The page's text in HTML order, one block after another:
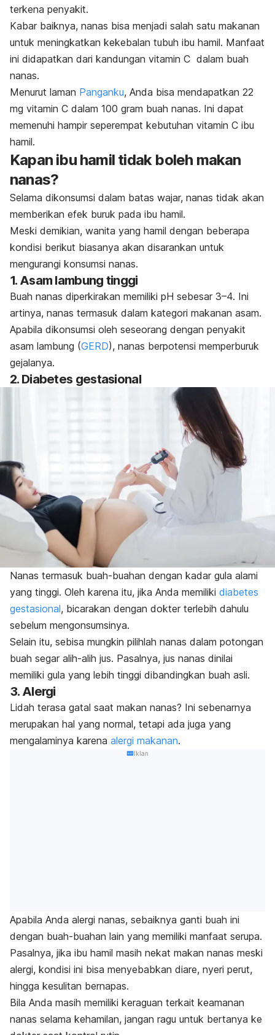
terkena penyakit.
Kabar baiknya, nanas bisa menjadi salah satu makanan
untuk meningkatkan kekebalan tubuh ibu hamil. Manfaat
ini didapatkan dari kandungan vitamin C dalam buah
nanas.
Menurut laman Panganku, Anda bisa mendapatkan 22
mg vitamin C dalam 100 gram buah nanas. Ini dapat
memenuhi hampir seperempat kebutuhan vitamin C ibu
hamil.
Kapan ibu hamil tidak boleh makan
nanas?
Selama dikonsumsi dalam batas wajar, nanas tidak akan
memberikan efek buruk pada ibu hamil.
Meski demikian, wanita yang hamil dengan beberapa
kondisi berikut biasanya akan disarankan untuk
mengurangi konsumsi nanas.
1. Asam lambung tinggi
Buah nanas diperkirakan memiliki pH sebesar 3–4. Ini
artinya, nanas termasuk dalam kategori makanan asam.
Apabila dikonsumsi oleh seseorang dengan penyakit
asam lambung (GERD), nanas berpotensi memperburuk
gejalanya.
2. Diabetes gestasional
Nanas termasuk buah-buahan dengan kadar gula alami
yang tinggi. Oleh karena itu, jika Anda memiliki diabetes
gestasional, bicarakan dengan dokter terlebih dahulu
sebelum mengonsumsinya.
Selain itu, sebisa mungkin pilihlah nanas dalam potongan
buah segar alih-alih jus. Pasalnya, jus nanas dinilai
memiliki gula yang lebih tinggi dibandingkan buah asli.
3. Alergi
Lidah terasa gatal saat makan nanas? Ini sebenarnya
merupakan hal yang normal, tetapi ada juga yang
mengalaminya karena alergi makanan.
Iklan
Apabila Anda alergi nanas, sebaiknya ganti buah ini
dengan buah-buahan lain yang memiliki manfaat serupa.
Pasalnya, jika ibu hamil masih nekat makan nanas meski
alergi, kondisi ini bisa menyebabkan diare, nyeri perut,
hingga kesulitan bernapas.
Bila Anda masih memiliki keraguan terkait keamanan
nanas selama kehamilan, jangan ragu untuk bertanya ke